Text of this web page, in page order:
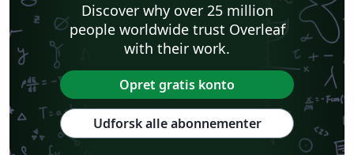
Discover why over 25 million
people worldwide trust Overleaf
with their work.
Opret gratis konto
Udforsk alle abonnementer